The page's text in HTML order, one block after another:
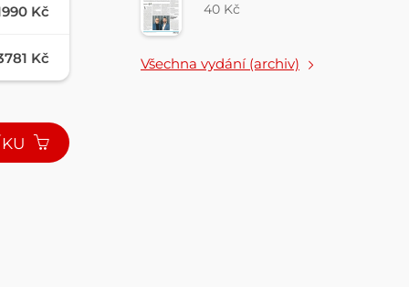
Kč
Kč
40 Kč
Všechna vydání (archiv)